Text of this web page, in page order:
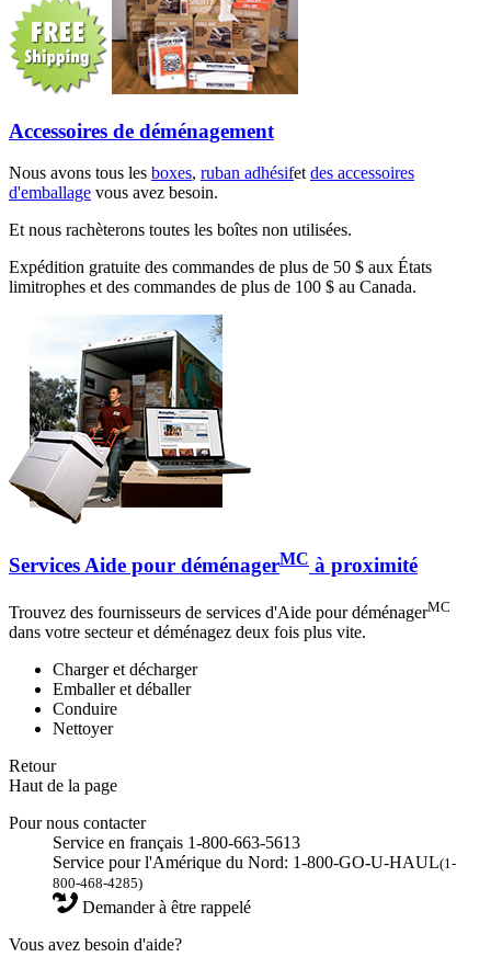
Accessoires de déménagement
Nous avons tous les boxes, ruban adhésifetdes accessoires
d'emballage vous avez besoin.
Et nous rachèterons toutes les boîtes non utilisées.
Expédition gratuite des commandes de plus de 50 $ aux États
limitrophes et des commandes de plus de 100 $ au Canada.
Services Aide pour déménagerMC à proximité
Trouvez des fournisseurs de services d'Aide pour déménagerMC
dans votre secteur et déménagez deux fois plus vite.
Charger et décharger
Emballer et déballer
Conduire
Nettoyer
Retour
Haut de la page
Pour nous contacter
Service en français 1-800-663-5613
Service pour l'Amérique du Nord: 1-800-GO-U-HAUL(1-
800-468-4285)
Demander à être rappelé
Vous avez besoin d'aide?